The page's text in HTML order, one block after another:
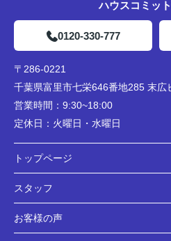
ハウスコミッ
0120-330-777
〒286-0221
千葉県富里市七栄646番地285 末広
営業時間： 9:30~18:00
定休日： 火曜日・水曜日
トップページ
スタッフ
お客様の声